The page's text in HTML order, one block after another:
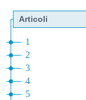
Articoli
1
2
3
4
5